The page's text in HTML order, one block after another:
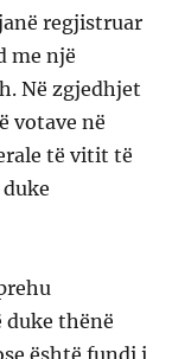
regjistruar
me një
Në zgjedhjet
votave në
të vitit të
duke thënë